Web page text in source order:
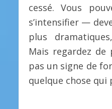
cessé. Vous
s’intensifier —
plus
Mais regardez de
pas un signe de
quelque chose qui